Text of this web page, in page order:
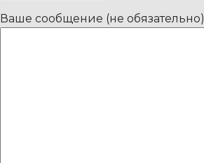
Ваше сообщение (не обязательно)